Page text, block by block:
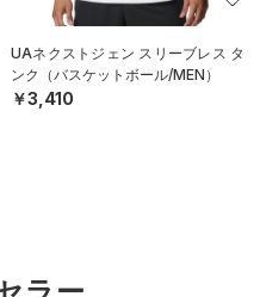
UAネクストジェン スリーブレス タ
ンク（バスケットボール/MEN）
￥3,410